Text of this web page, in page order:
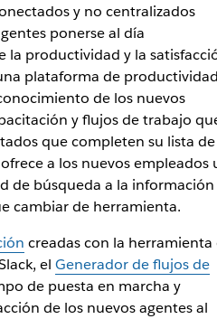
y no centralizados
ponerse al día
la productividad y la
plataforma de productividad
de los nuevos
y flujos de trabajo
que completen su lista de
a los nuevos empleados
de búsqueda a la información
cambiar de herramienta.
creadas con la herramienta
el Generador de flujos de
de puesta en marcha y
de los nuevos agentes al